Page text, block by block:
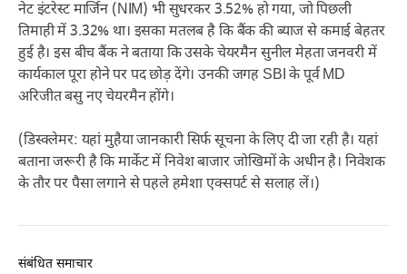
नेट इंटरेस्ट मार्जिन (NIM) भी सुधरकर 3.52% हो गया, जो पिछली
तिमाही में 3.32% था। इसका मतलब है कि बैंक की ब्याज से कमाई बेहतर
हुई है। इस बीच बैंक ने बताया कि उसके चेयरमैन सुनील मेहता जनवरी में
कार्यकाल पूरा होने पर पद छोड़ देंगे। उनकी जगह SBI के पूर्व MD
अरिजीत बसु नए चेयरमैन होंगे।
(डिस्क्लेमर: यहां मुहैया जानकारी सिर्फ सूचना के लिए दी जा रही है। यहां
बताना जरूरी है कि मार्केट में निवेश बाजार जोखिमों के अधीन है। निवेशक
के तौर पर पैसा लगाने से पहले हमेशा एक्सपर्ट से सलाह लें।)
संबंधित समाचार